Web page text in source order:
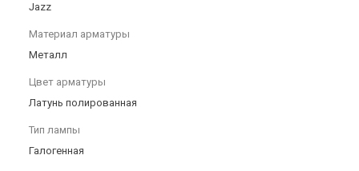
Jazz
Материал арматуры
Металл
Цвет арматуры
Латунь полированная
Тип лампы
Галогенная